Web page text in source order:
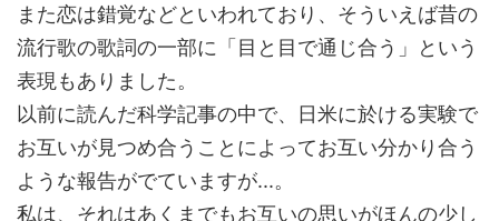
また恋は錯覚などといわれており、そういえば昔の
流行歌の歌詞の一部に「目と目で通じ合う」という
表現もありました。
以前に読んだ科学記事の中で、日米に於ける実験で
お互いが見つめ合うことによってお互い分かり合う
ような報告がでていますが...。
私は、それはあくまでもお互いの思いがほんの少し